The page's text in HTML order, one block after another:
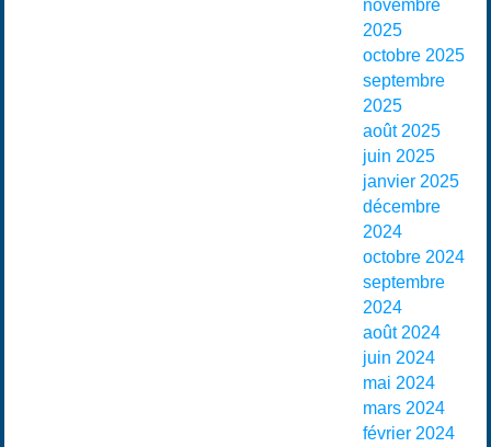
novembre
2025
octobre 2025
septembre
2025
août 2025
juin 2025
janvier 2025
décembre
2024
octobre 2024
septembre
2024
août 2024
juin 2024
mai 2024
mars 2024
février 2024